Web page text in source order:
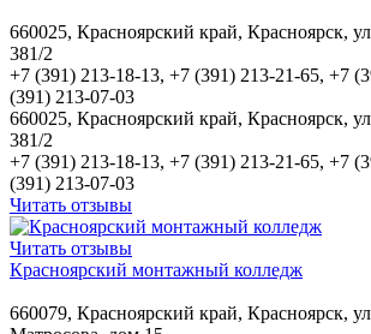
660025, Красноярский край, Красноярск,
381/2
+7 (391) 213-18-13, +7 (391) 213-21-65, +7
(391) 213-07-03
660025, Красноярский край, Красноярск,
381/2
+7 (391) 213-18-13, +7 (391) 213-21-65, +7
(391) 213-07-03
Читать отзывы
Читать отзывы
Красноярский монтажный колледж
660079, Красноярский край, Красноярск,